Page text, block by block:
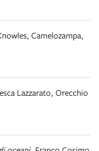
, Camelozampa,
Lazzarato, Orecchio